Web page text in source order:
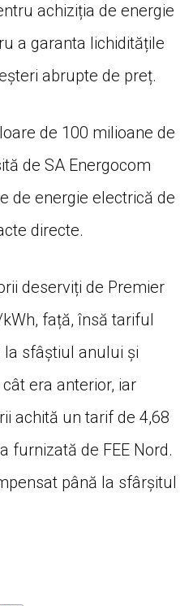
achiziția de energie
a garanta lichiditățile
abrupte de preț.
de 100 milioane de
de SA Energocom
de energie electrică de
directe.
deserviți de Premier
față, însă tariful
sfâștiul anului și
era anterior, iar
achită un tarif de 4,68
furnizată de FEE Nord.
până la sfârșitul